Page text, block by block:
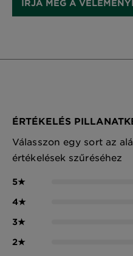
ÍRJA MEG A
ÉRTÉKELÉS
Válasszon egy sort az
értékelések szűréséhez
5★
4★
3★
2★